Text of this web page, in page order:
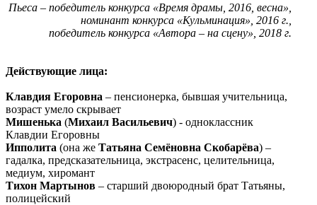
Пьеса – победитель конкурса «Время драмы, 2016, весна»,
номинант конкурса «Кульминация», 2016 г.,
победитель конкурса «Автора – на сцену», 2018 г.
Действующие лица:
Клавдия Егоровна – пенсионерка, бывшая учительница,
возраст умело скрывает
Мишенька (Михаил Васильевич) - одноклассник
Клавдии Егоровны
Ипполита (она же Татьяна Семёновна Скобарёва) –
гадалка, предсказательница, экстрасенс, целительница,
медиум, хиромант
Тихон Мартынов – старший двоюродный брат Татьяны,
полицейский